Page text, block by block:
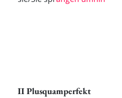
II Plusquamperfekt